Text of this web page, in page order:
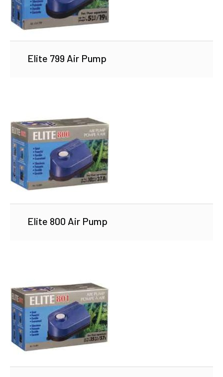
Elite 799 Air Pump
Elite 800 Air Pump